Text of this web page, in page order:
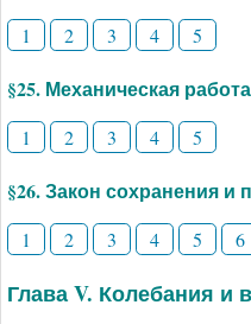
1 2 3 4 5
§25. Механическая
1 2 3 4 5
§26. Закон сохранения и
1 2 3 4 5 6
Глава V. Колебания и